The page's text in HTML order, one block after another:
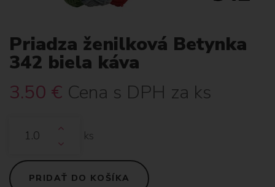
Priadza ženilková Betynka
342 biela káva
3.50 € Cena s DPH za ks
ks
PRIDAŤ DO KOŠÍKA